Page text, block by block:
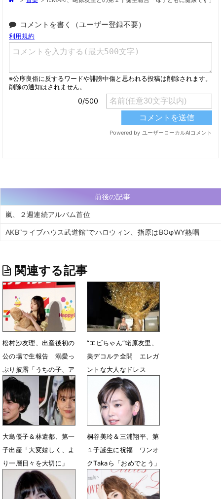
コメントを書く（ユーザー登録不要）
前後の記事
嵐、２週連続アルバム首位
AKB“ライブハウス武道館”でハロウィン、指原はBOφWY熱唱
関連する記事
松村沙友理、出産後初の
公の場で生報告 溺愛っ
ぷり披露「うちの子、ア
イドルの素質がある」
3月12日 12時40分
“エビちゃん”蛯原友里、
美デコルテ全開 エレガ
ントな大人なドレス
11月28日 09時38分
大島優子＆林遣都、第一
子出産「大変嬉しく、よ
り一層日々を大切に」
1月5日 22時23分
桐谷美玲＆三浦翔平、第
１子誕生に祝福 ワンオ
クTakaら「おめでとう」
7月7日 08時43分